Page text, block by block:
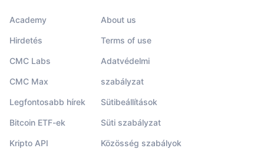
Academy
Hirdetés
CMC Labs
CMC Max
Legfontosabb hírek
Bitcoin ETF-ek
Kripto API
About us
Terms of use
Adatvédelmi
szabályzat
Sütibeállítások
Süti szabályzat
Közösség szabályok